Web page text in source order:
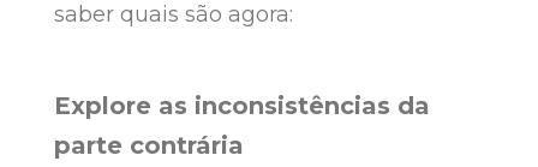
saber quais são agora:
Explore as inconsistências da
parte contrária